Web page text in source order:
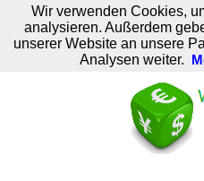
M. Brodski Software
Wir verwenden Cookies,
analysieren. Außerdem
unserer Website an unsere
Analysen weiter.